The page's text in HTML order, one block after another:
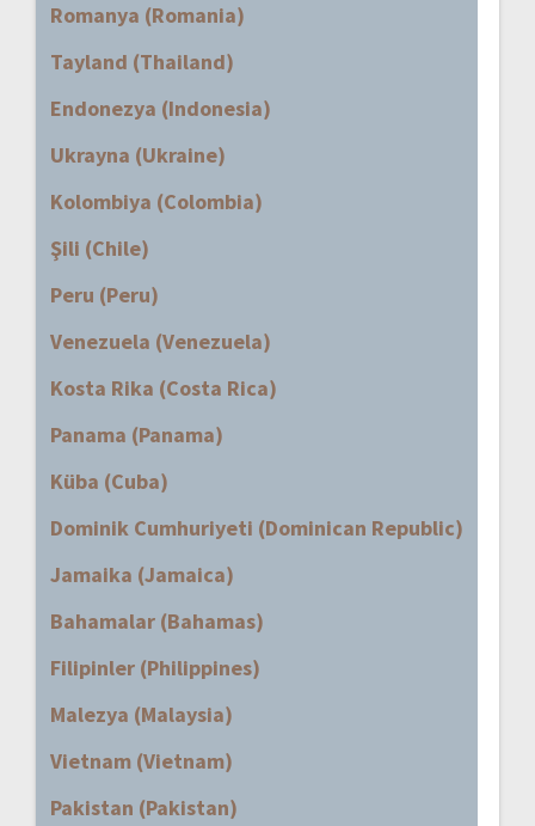
Romanya (Romania)
Tayland (Thailand)
Endonezya (Indonesia)
Ukrayna (Ukraine)
Kolombiya (Colombia)
Şili (Chile)
Peru (Peru)
Venezuela (Venezuela)
Kosta Rika (Costa Rica)
Panama (Panama)
Küba (Cuba)
Dominik Cumhuriyeti (Dominican Republic)
Jamaika (Jamaica)
Bahamalar (Bahamas)
Filipinler (Philippines)
Malezya (Malaysia)
Vietnam (Vietnam)
Pakistan (Pakistan)